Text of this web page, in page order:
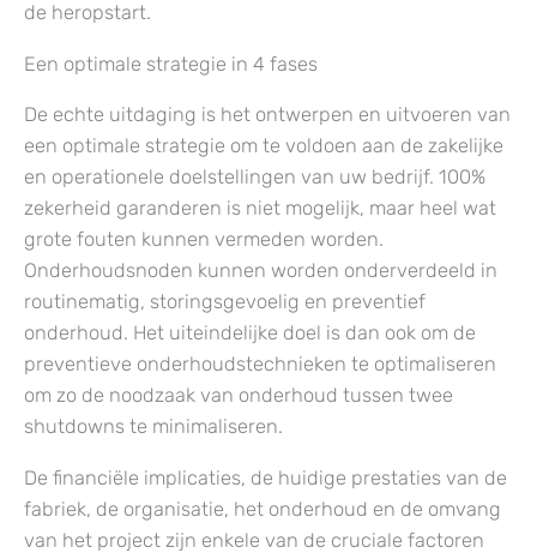
de heropstart.
Een optimale strategie in 4 fases
De echte uitdaging is het ontwerpen en uitvoeren van
een optimale strategie om te voldoen aan de zakelijke
en operationele doelstellingen van uw bedrijf. 100%
zekerheid garanderen is niet mogelijk, maar heel wat
grote fouten kunnen vermeden worden.
Onderhoudsnoden kunnen worden onderverdeeld in
routinematig, storingsgevoelig en preventief
onderhoud. Het uiteindelijke doel is dan ook om de
preventieve onderhoudstechnieken te optimaliseren
om zo de noodzaak van onderhoud tussen twee
shutdowns te minimaliseren.
De financiële implicaties, de huidige prestaties van de
fabriek, de organisatie, het onderhoud en de omvang
van het project zijn enkele van de cruciale factoren